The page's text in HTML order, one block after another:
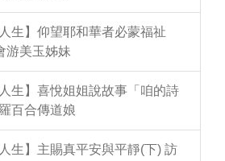
生】仰望耶和華者必蒙福祉
游美玉姊妹
生】喜悅姐姐說故事「咱的詩
百合傳道娘
生】主賜真平安與平靜(下) 訪